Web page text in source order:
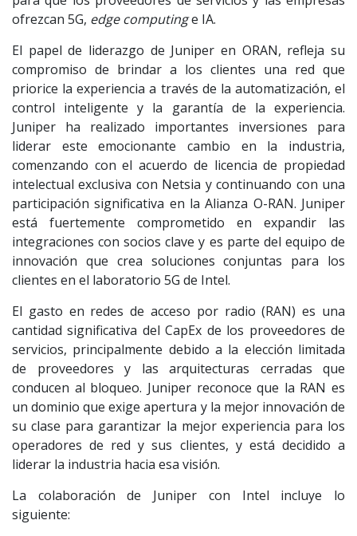
ofrezcan 5G, edge computinge IA.
El papel de liderazgo de Juniper en ORAN, refleja su
compromiso de brindar a los clientes una red que
priorice la experiencia a través de la automatización, el
control inteligente y la garantía de la experiencia.
Juniper ha realizado importantes inversiones para
liderar este emocionante cambio en la industria,
comenzando con el acuerdo de licencia de propiedad
intelectual exclusiva con Netsia y continuando con una
participación significativa en la Alianza O-RAN. Juniper
está fuertemente comprometido en expandir las
integraciones con socios clave y es parte del equipo de
innovación que crea soluciones conjuntas para los
clientes en el laboratorio 5G de Intel.
El gasto en redes de acceso por radio (RAN) es una
cantidad significativa del CapEx de los proveedores de
servicios, principalmente debido a la elección limitada
de proveedores y las arquitecturas cerradas que
conducen al bloqueo. Juniper reconoce que la RAN es
un dominio que exige apertura y la mejor innovación de
su clase para garantizar la mejor experiencia para los
operadores de red y sus clientes, y está decidido a
liderar la industria hacia esa visión.
La colaboración de Juniper con Intel incluye lo
siguiente: